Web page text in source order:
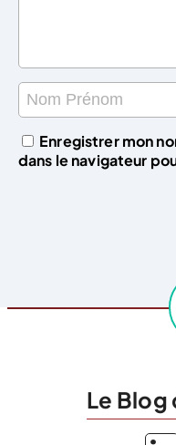
Enregistrer mon
dans le navigateur
Le Blog